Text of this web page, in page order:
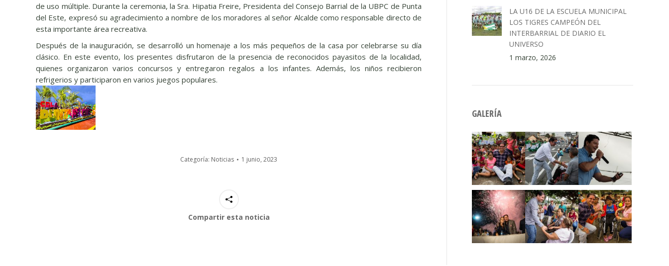
de uso múltiple. Durante la ceremonia, la Sra. Hipatia Freire, Presidenta del Consejo Barrial de la UBPC de Punta
del Este, expresó su agradecimiento a nombre de los moradores al señor Alcalde como responsable directo de
esta importante área recreativa.
Después de la inauguración, se desarrolló un homenaje a los más pequeños de la casa por celebrarse su día
clásico. En este evento, los presentes disfrutaron de la presencia de reconocidos payasitos de la localidad,
quienes organizaron varios concursos y entregaron regalos a los infantes. Además, los niños recibieron
refrigerios y participaron en varios juegos populares.
Categoría: Noticias 1 junio, 2023
Compartir esta noticia
LA U16 DE LA ESCUELA MUNICIPAL
LOS TIGRES CAMPEÓN DEL
INTERBARRIAL DE DIARIO EL
UNIVERSO
1 marzo, 2026
GALERÍA